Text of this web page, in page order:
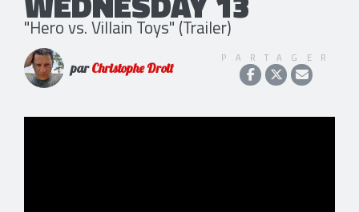
"Hero vs. Villain Toys" (Trailer)
parChristophe Droit
PARTAGER